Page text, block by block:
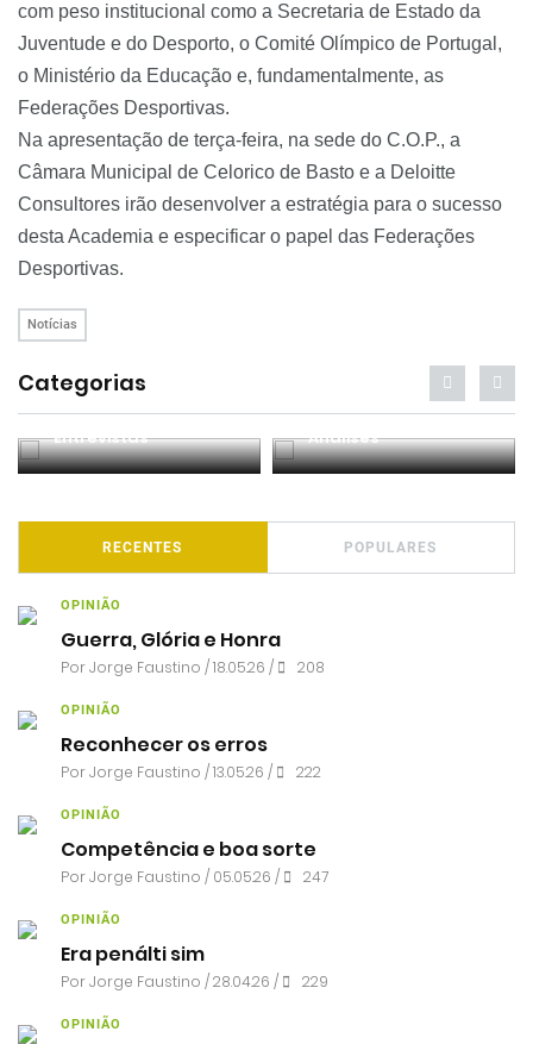
com peso institucional como a Secretaria de Estado da
Juventude e do Desporto, o Comité Olímpico de Portugal,
o Ministério da Educação e, fundamentalmente, as
Federações Desportivas.
Na apresentação de terça-feira, na sede do C.O.P., a
Câmara Municipal de Celorico de Basto e a Deloitte
Consultores irão desenvolver a estratégia para o sucesso
desta Academia e especificar o papel das Federações
Desportivas.
Notícias
Categorias
Entrevistas Análises
RECENTES POPULARES
OPINIÃO
Guerra, Glória e Honra
PorJorge Faustino / 18.05.26 / 208
OPINIÃO
Reconhecer os erros
PorJorge Faustino / 13.05.26 / 222
OPINIÃO
Competência e boa sorte
PorJorge Faustino / 05.05.26 / 247
OPINIÃO
Era penálti sim
PorJorge Faustino / 28.04.26 / 229
OPINIÃO